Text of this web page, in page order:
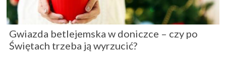
Gwiazda betlejemska w doniczce – czy po
Świętach trzeba ją wyrzucić?